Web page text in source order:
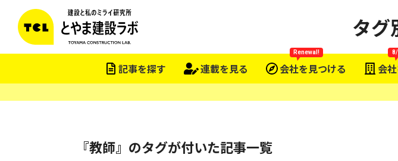
記事を探す 連載を見る 会社を見つける
Renewal!
会
タグ
『教師』のタグが付いた記事一覧